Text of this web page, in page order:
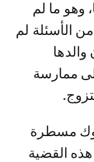
وهو ما لم
الأسئلة لم
ممارسة
مسطرة
القضية